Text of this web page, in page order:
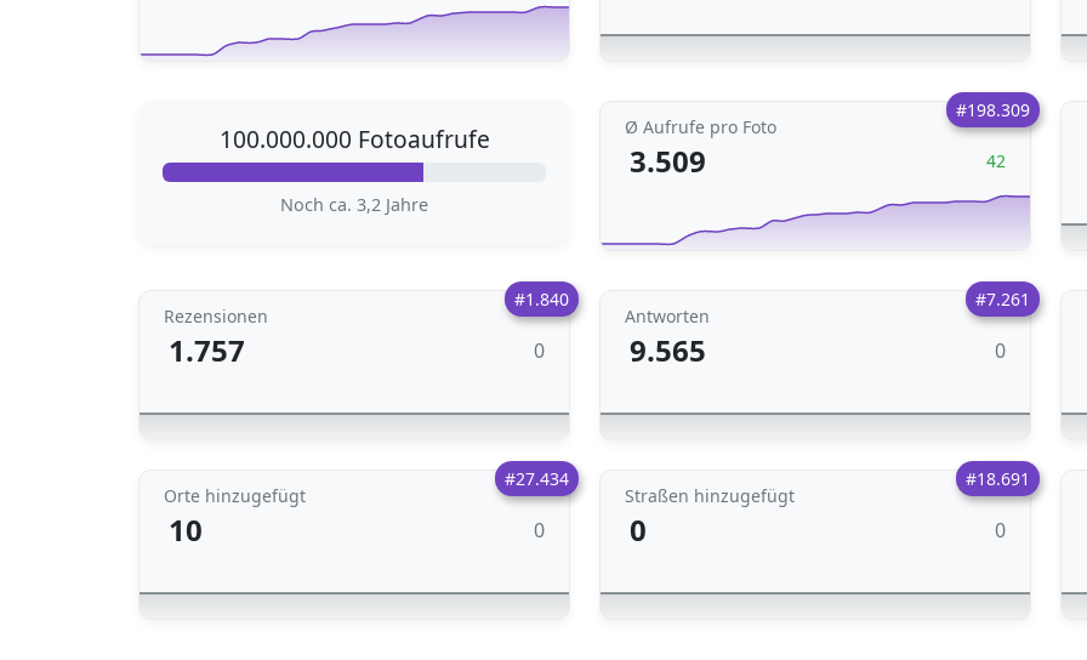
100.000.000 Fotoaufrufe
Noch ca. 3,2 Jahre
#198.309
Ø Aufrufe pro Foto
3.509 42
#1.840
Rezensionen
1.757 0
#7.261
Antworten
9.565 0
#27.434
Orte hinzugefügt
10 0
#18.691
Straßen hinzugefügt
0 0